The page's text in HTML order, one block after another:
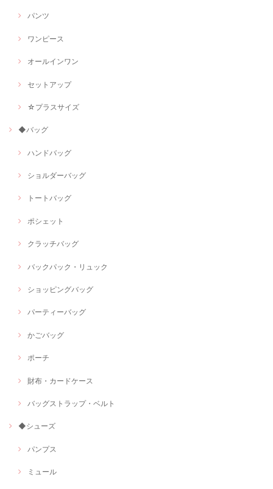
パンツ
ワンピース
オールインワン
セットアップ
☆プラスサイズ
◆バッグ
ハンドバッグ
ショルダーバッグ
トートバッグ
ポシェット
クラッチバッグ
バックパック・リュック
ショッピングバッグ
パーティーバッグ
かごバッグ
ポーチ
財布・カードケース
バッグストラップ・ベルト
◆シューズ
パンプス
ミュール